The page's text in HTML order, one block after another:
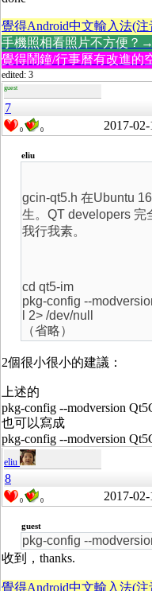
覺得Android中文輸入法(
手機照相看照片不方便？→
覺得鬧鐘/行事曆有改進
edited: 3
guest
7
0 0 2017-02-
eliu
gcin-qt5.h 在Ubuntu
生。QT developers 完
我行我素。
cd qt5-im
pkg-config --
l 2> /dev/null
（省略）
2個很小很小的建議：
上述的
pkg-config --modversion
也可以寫成
pkg-config --modversion
eliu
8
0 0 2017-02-
guest
pkg-config --
收到，thanks.
覺得Android中文輸入法(